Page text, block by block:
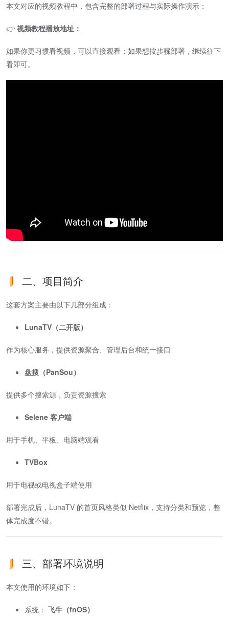
本文对应的视频教程中，包含完整的部署过程与实际操作演示：
👉 视频教程播放地址：
如果你更习惯看视频，可以直接观看；如果想按步骤部署，继续往下
看即可。
二、项目简介
这套方案主要由以下几部分组成：
LunaTV（二开版）
作为核心服务，提供资源聚合、管理后台和统一接口
盘搜（PanSou）
提供多个搜索源，负责资源搜索
Selene 客户端
用于手机、平板、电脑端观看
TVBox
用于电视或电视盒子端使用
部署完成后，LunaTV 的首页风格类似 Netflix，支持分类和预览，整
体完成度不错。
三、部署环境说明
本文使用的环境如下：
系统： 飞牛（fnOS）